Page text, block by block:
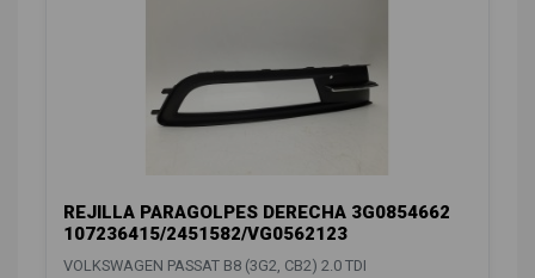
REJILLA PARAGOLPES DERECHA 3G0854662
107236415/2451582/VG0562123
VOLKSWAGEN PASSAT B8 (3G2, CB2) 2.0 TDI